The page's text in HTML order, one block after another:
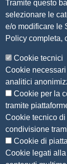
Contatti
Organizzazione
Bandi di
Bandi di gara e
Provvedimenti
Attività e
Seguici su
Tramite questo
selezionare le
e/o modificare le
Policy completa,
Cookie tecnici
Cookie
analitici
Cookie per la
tramite
Cookie tecnico
condivisione
Cookie di
Cookie legati